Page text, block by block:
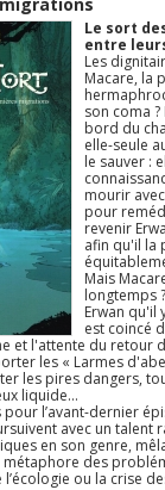
Le sort
entre
Les
Macare, la
son coma
bord du
elle-seule
le sauver :
mourir
pour
revenir
afin qu'il la
Mais
longtemps
Erwan qu'il
est coincé
et l'attente du retour
les « Larmes
les pires dangers,
liquide...
l’avant-dernier
avec un talent
en son genre,
des
ou la crise